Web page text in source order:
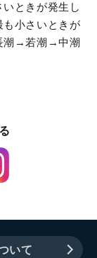
ときが発生し
も小さいときが
潮→若潮→中潮
いて